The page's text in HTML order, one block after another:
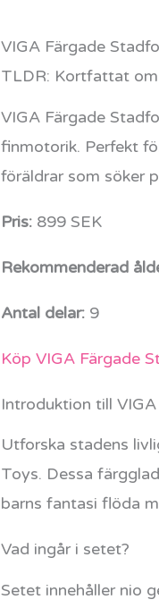
VIGA Färgade
TLDR: Kortfattat
VIGA Färgade
finmotorik. Perfekt
föräldrar som söker
Pris: 899 SEK
Rekommenderad
Antal delar: 9
Köp VIGA Färgade
Introduktion till
Utforska stadens
Toys. Dessa
barns fantasi flöda
Vad ingår i setet?
Setet innehåller nio